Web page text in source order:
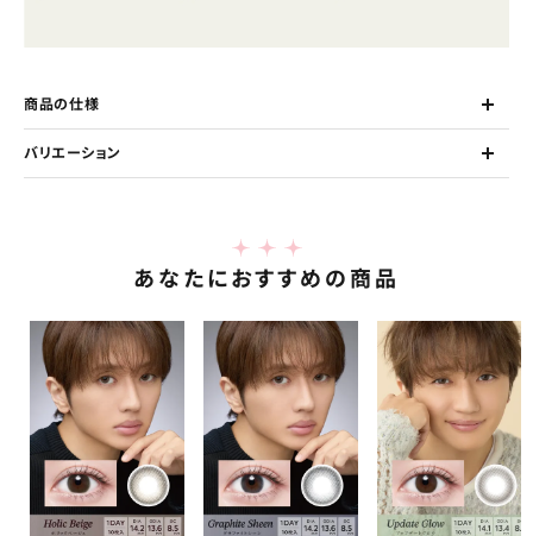
商品の仕様
バリエーション
あなたにおすすめの商品